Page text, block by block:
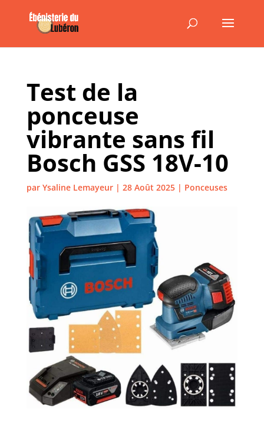
Test de la
ponceuse
vibrante sans fil
Bosch GSS 18V-10
par Ysaline Lemayeur| 28 Août 2025| Ponceuses